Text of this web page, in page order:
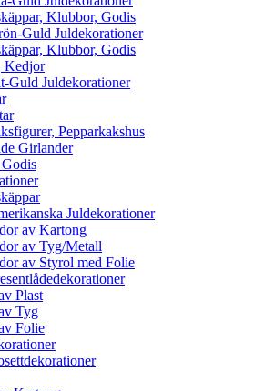
Klubbor, Godis
Guld Juldekorationer
Klubbor, Godis
Kedjor
Guld Juldekorationer
Pepparkakshus
Girlander
Juldekorationer
av Kartong
av Tyg/Metall
av Styrol med Folie
Plast
Tyg
Folie